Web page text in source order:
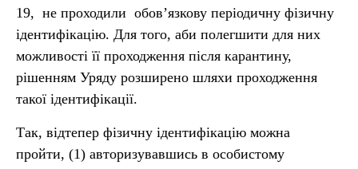
19, не проходили обов’язкову періодичну фізичну
ідентифікацію. Для того, аби полегшити для них
можливості її проходження після карантину,
рішенням Уряду розширено шляхи проходження
такої ідентифікації.
Так, відтепер фізичну ідентифікацію можна
пройти, (1) авторизувавшись в особистому